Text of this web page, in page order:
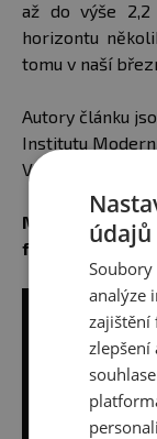
až do výše
horizontu
tomu v naší
Autory článku
Institutu
Výživy:
Mrkněte na
fakta o nich. :)
Sleduj nás i na
údajů
analýze
zajištění
zlepšení